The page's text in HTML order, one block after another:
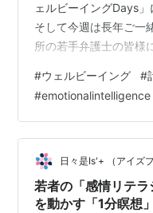
ェルビーイングDays」
そして今週は長年ご一
所の若手弁護士の皆様
方々の環境はそれぞれ
で共通して取り入れた
での人生を「感情」と
ャート」です 。 多く
た」「昇進した」「ラ
うに、目に見える“出
#ウェルビーイング #
#emotionalintelligence
日々是Is'+ （アイズ
若者の「感情リテラ
を動かす「1分瞑想